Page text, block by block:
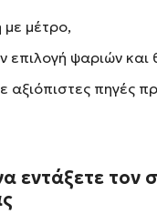
μέτρο,
επιλογή ψαριών
αξιόπιστες πηγές
να εντάξετε